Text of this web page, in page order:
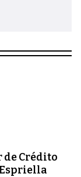
de Crédito